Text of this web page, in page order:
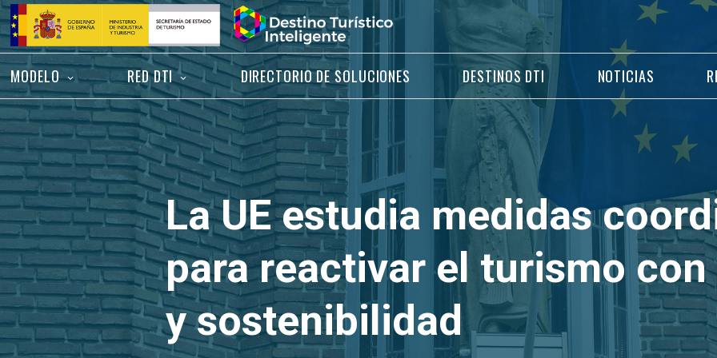
Saltar
al
contenido
Inicio
MODELO RED DTI DIRECTORIO DE SOLUCIONES DESTINOS DTI NOTICIAS
La UE estudia medidas
para reactivar el turismo
y sostenibilidad